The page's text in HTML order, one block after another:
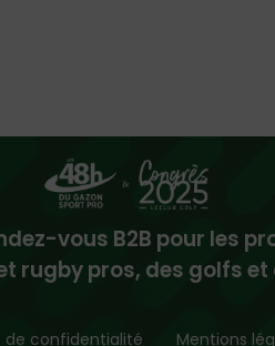
vous B2B pour les
rugby pros, des golfs
de confidentialité Mentions